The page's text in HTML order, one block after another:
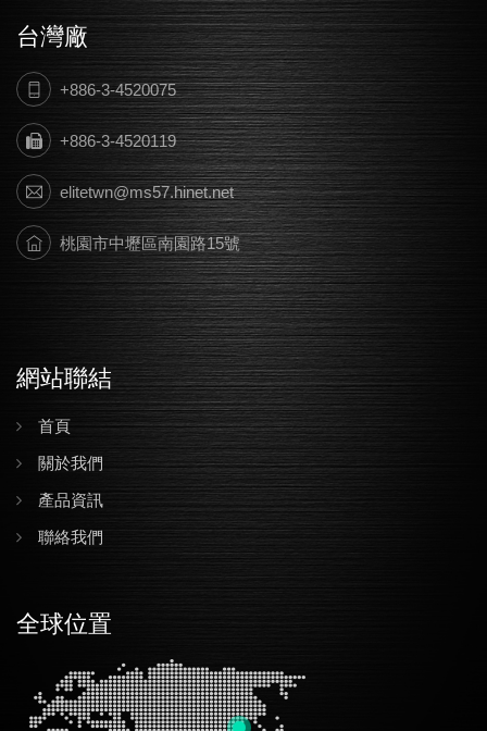
台灣廠
+886-3-4520075
+886-3-4520119
elitetwn@ms57.hinet.net
桃園市中壢區南園路15號
網站聯結
首頁
關於我們
產品資訊
聯絡我們
全球位置